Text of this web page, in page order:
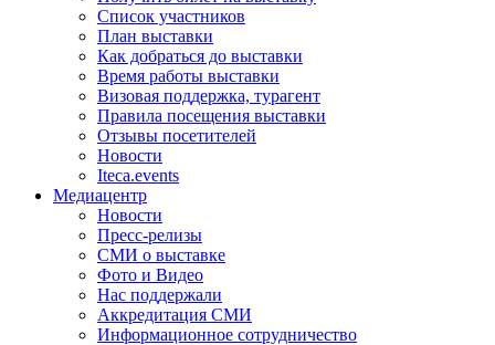
Список участников
План выставки
Как добраться до выставки
Время работы выставки
Визовая поддержка, турагент
Правила посещения выставки
Отзывы посетителей
Новости
Iteca.events
Медиацентр
Новости
Пресс-релизы
СМИ о выставке
Фото и Видео
Нас поддержали
Аккредитация СМИ
Информационное сотрудничество